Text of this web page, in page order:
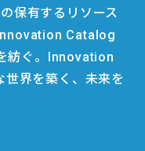
保有するリソース
Catalog
紡ぐ。Innovation
界を築く、未来を